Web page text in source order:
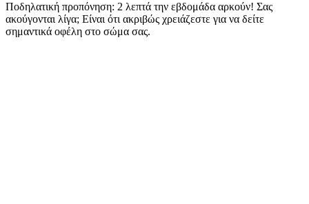
Ποδηλατική προπόνηση: 2 λεπτά την εβδομάδα αρκούν! Σας
ακούγονται λίγα; Είναι ότι ακριβώς χρειάζεστε για να δείτε
σημαντικά οφέλη στο σώμα σας.